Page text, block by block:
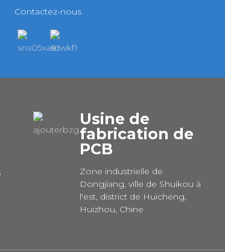
Contactez-nous
Usine de
fabrication de
PCB
Zone industrielle de
Dongjiang, ville de Shuikou à
l'est, district de Huicheng,
Huizhou, Chine